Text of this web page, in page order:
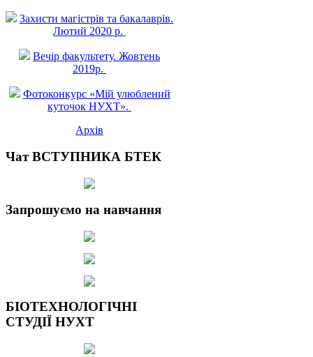
Захисти магістрів та бакалаврів.
Лютий 2020 р.
Вечір факультету. Жовтень
2019р.
Фотоконкурс «Мій улюблений
куточок НУХТ».
Архів
Чат ВСТУПНИКА БТЕК
Запрошуємо на навчання
БІОТЕХНОЛОГІЧНІ
СТУДІЇ НУХТ